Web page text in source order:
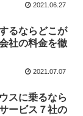
2021.06.27
るならどこが
社の料金を徹
2021.07.07
スに乗るなら
ービス７社の